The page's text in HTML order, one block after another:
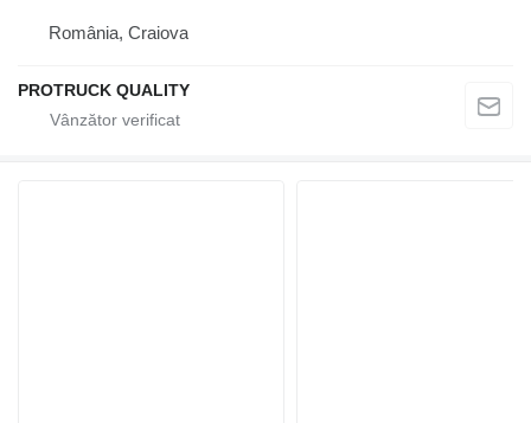
România, Craiova
PROTRUCK QUALITY